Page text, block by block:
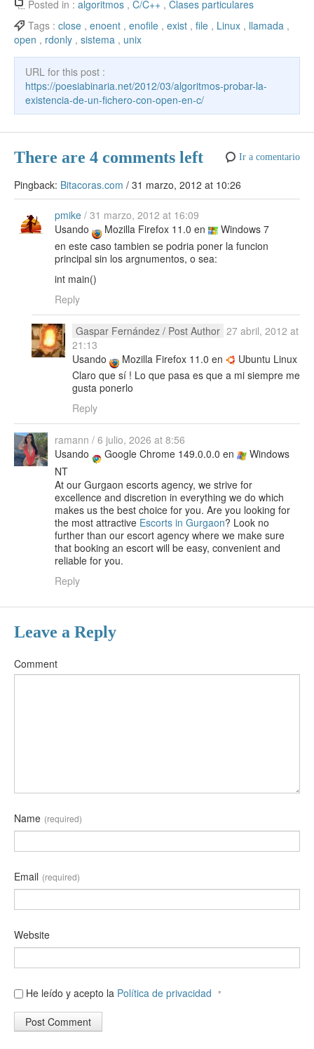
b
o
o
k
st ar A
e
gr
a
m
n
e
a
m
e
k
e
dI
n
ck
et
m
p
ar
Posted in : algoritmos , C/C++ , Clases particulares
Tags : close , enoent , enofile , exist , file , Linux , llamada ,
open , rdonly , sistema , unix
URL for this post :
https://poesiabinaria.net/2012/03/algoritmos-probar-la-
existencia-de-un-fichero-con-open-en-c/
There are 4 comments left Ir a comentario
Pingback: Bitacoras.com / 31 marzo, 2012 at 10:26
pmike / 31 marzo, 2012 at 16:09
Usando
Mozilla Firefox 11.0 en
Windows 7
en este caso tambien se podria poner la funcion
principal sin los argnumentos, o sea:
int main()
Reply
Gaspar Fernández / Post Author 27 abril, 2012 at
21:13
Usando
Mozilla Firefox 11.0 en
Ubuntu Linux
Claro que sí ! Lo que pasa es que a mi siempre me
gusta ponerlo
Reply
ramann / 6 julio, 2026 at 8:56
Usando
Google Chrome 149.0.0.0 en
Windows
NT
At our Gurgaon escorts agency, we strive for
excellence and discretion in everything we do which
makes us the best choice for you. Are you looking for
the most attractive Escorts in Gurgaon? Look no
further than our escort agency where we make sure
that booking an escort will be easy, convenient and
reliable for you.
Reply
Leave a Reply
Comment
Name (required)
Email (required)
Website
He leído y acepto la Política de privacidad *